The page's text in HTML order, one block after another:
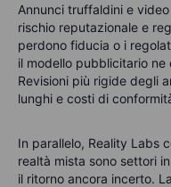
Annunci truffaldini e
rischio reputazionale e
perdono fiducia o i
il modello pubblicitario
Revisioni più rigide degli
lunghi e costi di
In parallelo, Reality Labs
realtà mista sono settori
il ritorno ancora incerto.